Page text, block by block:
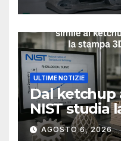
ULTIME NOTIZIE
Dal ketchup
NIST studia
rendere più
AGOSTO 6, 2026